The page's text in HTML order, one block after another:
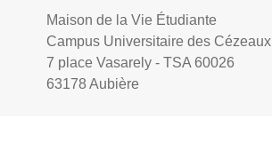
Maison de la Vie Étudiante
Campus Universitaire des Cézeaux
7 place Vasarely - TSA 60026
63178 Aubière